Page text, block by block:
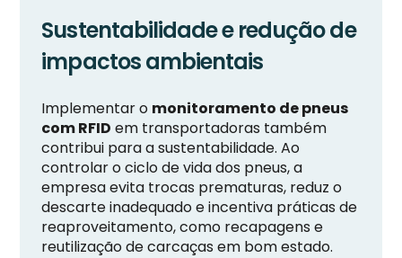
Sustentabilidade e redução de
impactos ambientais
Implementar o monitoramento de pneus
com RFID em transportadoras também
contribui para a sustentabilidade. Ao
controlar o ciclo de vida dos pneus, a
empresa evita trocas prematuras, reduz o
descarte inadequado e incentiva práticas de
reaproveitamento, como recapagens e
reutilização de carcaças em bom estado.